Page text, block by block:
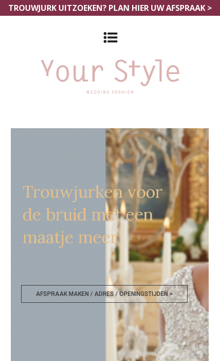
TROUWJURK UITZOEKEN? PLAN HIER UW AFSPRAAK >
Grote Maten Bruidszaak Tienen
Trouwjurken voor
de bruid met een
maatje meer
AFSPRAAK MAKEN / ADRES / OPENINGSTIJDEN >